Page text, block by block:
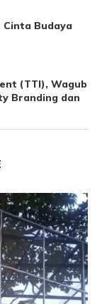
Budaya
(TTI), Wagub
Branding dan